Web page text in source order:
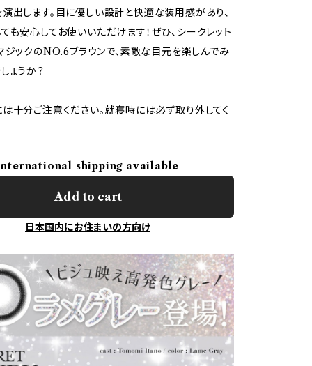
出します。目に優しい設計と快適な装用感があり、
も安心してお使いいただけます！ぜひ、シークレット
ジックのNO.6ブラウンで、素敵な目元を楽しんでみ
ょうか？
十分ご注意ください。就寝時には必ず取り外してく
shipping available
Add to cart
日本国内にお住まいの方向け